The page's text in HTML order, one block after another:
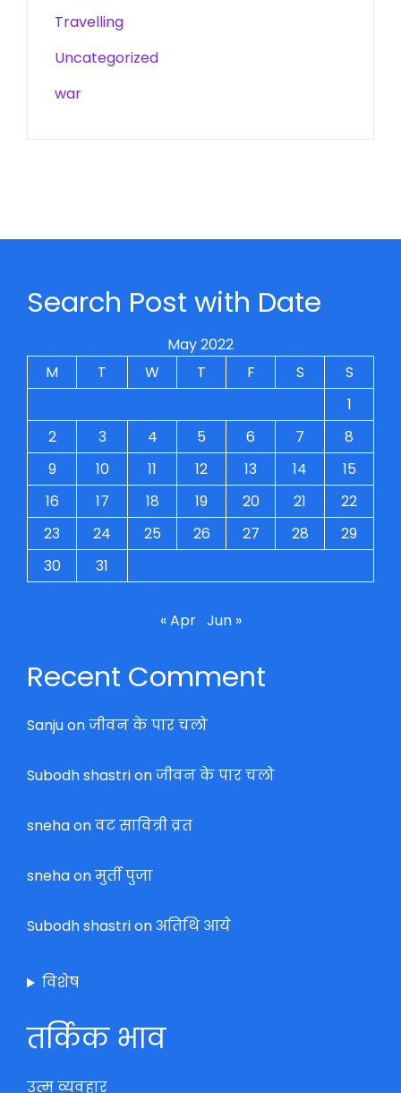
Travelling
Uncategorized
war
Search Post with Date
May 2022
M
T W T F S
S
1
2
3 4 5 6 7
8
9
10 11 12 13 14
15
16
17 18 19 20 21
22
23
24 25 26 27 28
29
30
31
« Apr Jun »
Recent Comment
Sanjuonजीवन के पार चलो
Subodh shastrionजीवन के पार चलो
snehaonवट सावित्री व्रत
snehaonमुर्ती पुजा
Subodh shastrionअतिथि आये
विशेष
तर्किक भाव
उत्म व्यवहार